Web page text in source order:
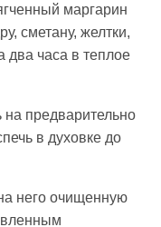
маргарин
сметану, желтки,
два часа в теплое
на предварительно
в духовке до
него очищенную